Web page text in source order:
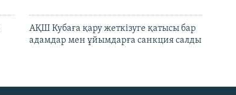
АҚШ Кубаға қару жеткізуге қатысы бар
адамдар мен ұйымдарға санкция салды